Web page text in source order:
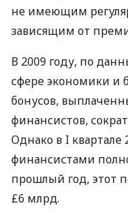
не имеющим
зависящим от
В 2009 году, по
сфере экономики и
бонусов,
финансистов,
Однако в I квартале
финансистами
прошлый год, этот
£6 млрд.